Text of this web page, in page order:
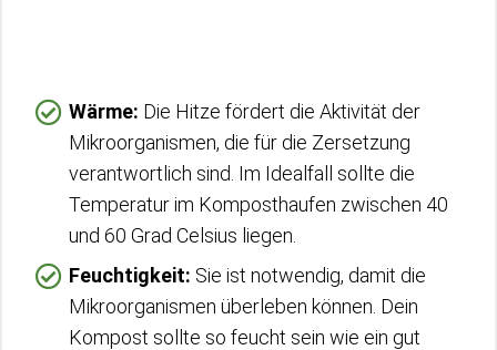
Wärme: Die Hitze fördert die Aktivität der
Mikroorganismen, die für die Zersetzung
verantwortlich sind. Im Idealfall sollte die
Temperatur im Komposthaufen zwischen 40
und 60 Grad Celsius liegen.
Feuchtigkeit: Sie ist notwendig, damit die
Mikroorganismen überleben können. Dein
Kompost sollte so feucht sein wie ein gut